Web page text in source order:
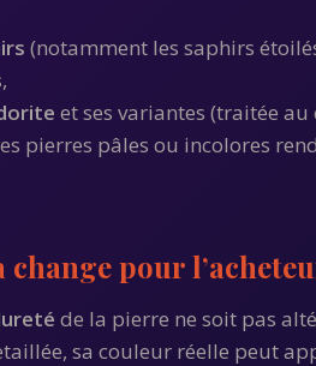
(notamment les saphirs
,
et ses variantes (traitée
pierres pâles ou incolores
change pour
de la pierre ne soit pas
sa couleur réelle peut